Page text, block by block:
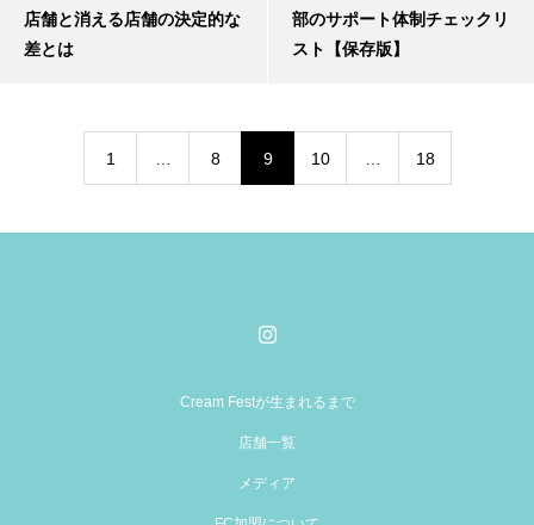
店舗と消える店舗の決定的な
差とは
部のサポート体制チェックリ
スト【保存版】
1 8 9 10 18
Cream Festが生まれるまで
店舗一覧
メディア